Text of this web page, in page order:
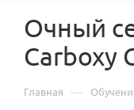
Очный
Carboxy
Главная —